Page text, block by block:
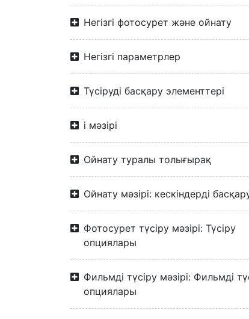
Негізгі фотосурет және ойнату
Негізгі параметрлер
Түсіруді басқару элементтері
i мәзірі
Ойнату туралы толығырақ
Ойнату мәзірі: кескіндерді
Фотосурет түсіру мәзірі: Түсіру
опциялары
Фильмді түсіру мәзірі: Фильмді
опциялары